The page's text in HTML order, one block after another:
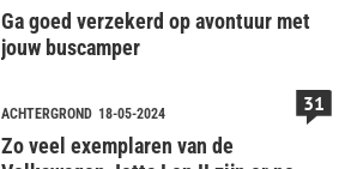
Ga goed verzekerd op avontuur met
jouw buscamper
ACHTERGROND 18-05-2024
Zo veel exemplaren van de
31